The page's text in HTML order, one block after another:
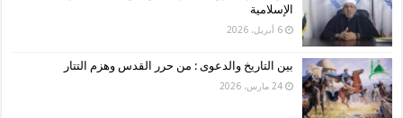
الإسلامية
6 أبريل، 2026
بين التاريخ والدعوى : من حرر القدس وهزم التتار
24 مارس، 2026